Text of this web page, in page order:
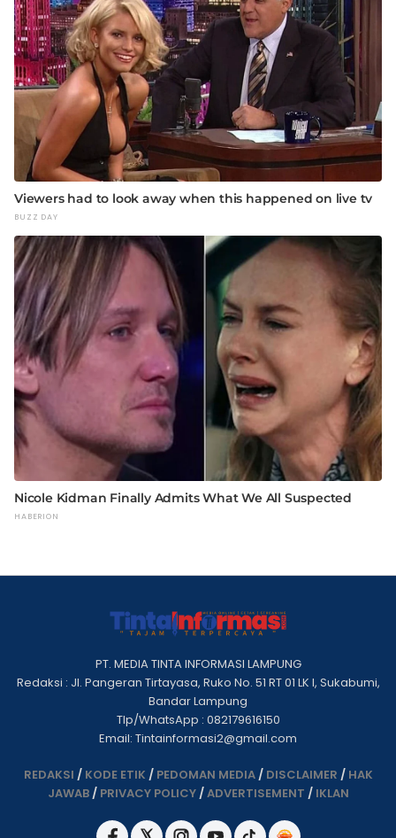
PT. MEDIA TINTA INFORMASI LAMPUNG
Redaksi : Jl. Pangeran Tirtayasa, Ruko No. 51 RT 01 LK I, Sukabumi,
Bandar Lampung
Tlp/WhatsApp : 082179616150
Email: Tintainformasi2@gmail.com
REDAKSI / KODE ETIK / PEDOMAN MEDIA/ DISCLAIMER / HAK
JAWAB/ PRIVACY POLICY/ADVERTISEMENT / IKLAN